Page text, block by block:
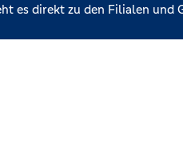
es direkt zu den Filialen und